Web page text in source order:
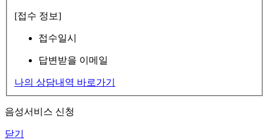
[접수 정보]
접수일시
답변받을 이메일
나의 상담내역 바로가기
음성서비스 신청
닫기